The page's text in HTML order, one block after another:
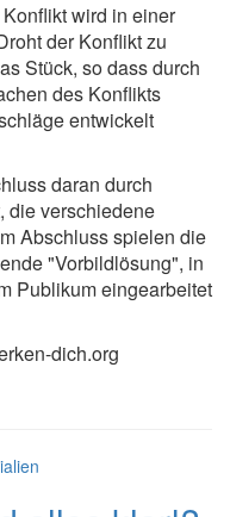
wird in einer
der Konflikt zu
Stück, so dass durch
des Konflikts
entwickelt
daran durch
die verschiedene
Abschluss spielen die
"Vorbildlösung", in
Publikum eingearbeitet
dich.org